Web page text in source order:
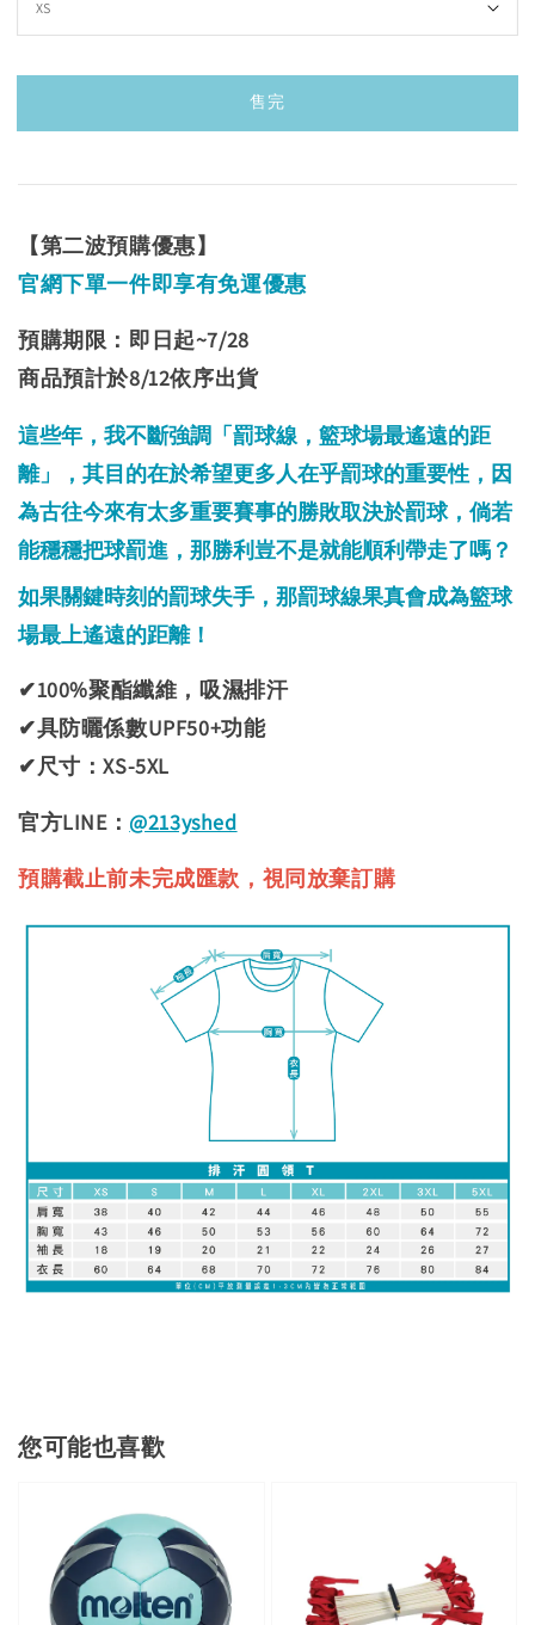
售完
【第二波預購優惠】
官網下單一件即享有免運優惠
預購期限：即日起~7/28
商品預計於8/12依序出貨
這些年，我不斷強調「罰球線，籃球場最遙遠的距
離」，其目的在於希望更多人在乎罰球的重要性，因
為古往今來有太多重要賽事的勝敗取決於罰球，倘若
能穩穩把球罰進，那勝利豈不是就能順利帶走了嗎？
如果關鍵時刻的罰球失手，那罰球線果真會成為籃球
場最上遙遠的距離！
✔100%聚酯纖維，吸濕排汗
✔具防曬係數UPF50+功能
✔尺寸：XS-5XL
官方LINE： @213yshed
預購截止前未完成匯款，視同放棄訂購
您可能也喜歡